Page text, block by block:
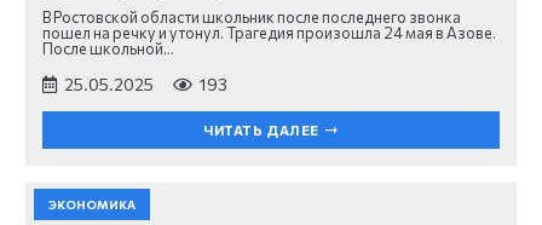
В Ростовской области школьник после последнего звонка
пошел на речку и утонул. Трагедия произошла 24 мая в Азове.
После школьной…
25.05.2025 193
ЧИТАТЬ ДАЛЕЕ
ЭКОНОМИКА